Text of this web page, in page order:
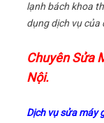
lạnh bách khoa
dụng dịch vụ của
Chuyên Sửa
Nội.
Dịch vụ sửa máy